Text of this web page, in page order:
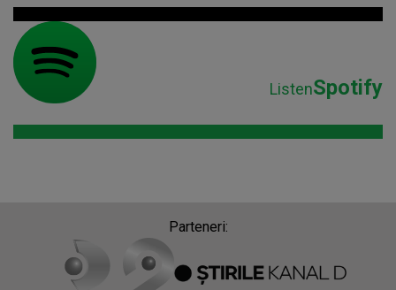
ListenSpotify
Parteneri: